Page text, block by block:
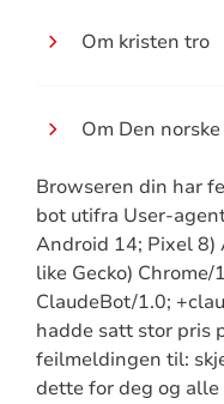
Om kristen tro
Om Den
Browseren din har
bot utifra User-
Android 14; Pixel 8)
like Gecko)
ClaudeBot/1.0;
hadde satt stor pris
feilmeldingen til:
dette for deg og